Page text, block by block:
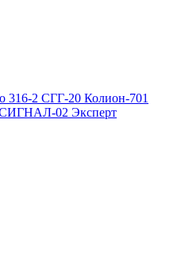
316-2 СГГ-20 Колион-701
02 Эксперт